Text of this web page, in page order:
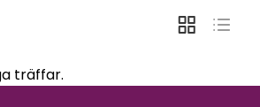
träffar.